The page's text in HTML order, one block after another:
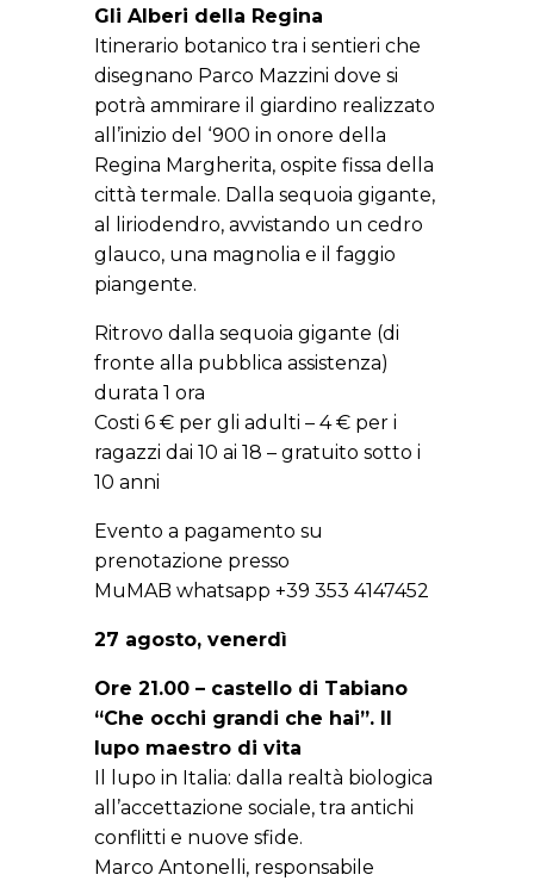
Gli Alberi della Regina
Itinerario botanico tra i sentieri che
disegnano Parco Mazzini dove si
potrà ammirare il giardino realizzato
all’inizio del ‘900 in onore della
Regina Margherita, ospite fissa della
città termale. Dalla sequoia gigante,
al liriodendro, avvistando un cedro
glauco, una magnolia e il faggio
piangente.
Ritrovo dalla sequoia gigante (di
fronte alla pubblica assistenza)
durata 1 ora
Costi 6 € per gli adulti – 4 € per i
ragazzi dai 10 ai 18 – gratuito sotto i
10 anni
Evento a pagamento su
prenotazione presso
MuMAB whatsapp +39 353 4147452
27 agosto, venerdì
Ore 21.00 – castello di Tabiano
“Che occhi grandi che hai”. Il
lupo maestro di vita
Il lupo in Italia: dalla realtà biologica
all’accettazione sociale, tra antichi
conflitti e nuove sfide.
Marco Antonelli, responsabile